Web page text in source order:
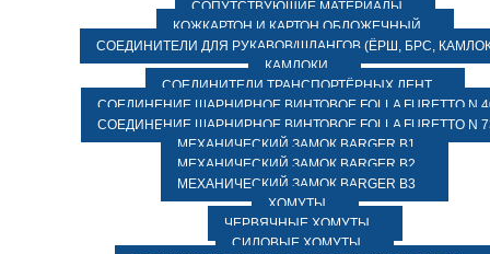
СОПУТСТВУЮЩИЕ МАТЕРИАЛЫ
КОЖКАРТОН И КАРТОН ОБЛОЖЕЧНЫЙ
СОЕДИНИТЕЛИ ДЛЯ РУКАВОВ/ШЛАНГОВ (ЁРШ, БРС,
КАМЛОКИ
СОЕДИНИТЕЛИ ТРАНСПОРТЁРНЫХ ЛЕНТ
СОЕДИНЕНИЕ ШАРНИРНОЕ ВИНТОВОЕ FOLLA FURETTO N
СОЕДИНЕНИЕ ШАРНИРНОЕ ВИНТОВОЕ FOLLA FURETTO N
МЕХАНИЧЕСКИЙ ЗАМОК BARGER B1
МЕХАНИЧЕСКИЙ ЗАМОК BARGER B2
МЕХАНИЧЕСКИЙ ЗАМОК BARGER B3
ХОМУТЫ
ЧЕРВЯЧНЫЕ ХОМУТЫ
СИЛОВЫЕ ХОМУТЫ